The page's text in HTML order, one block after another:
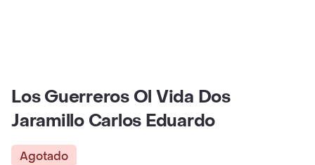
Los Guerreros Ol Vida Dos
Jaramillo Carlos Eduardo
Agotado